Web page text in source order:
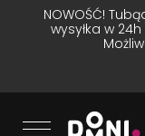
NOWOŚĆ!
wysyłka w